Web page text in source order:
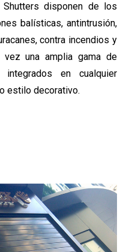
disponen de los
balísticas, antintrusión,
contra incendios y
vez una amplia gama de
en cualquier
estilo decorativo.